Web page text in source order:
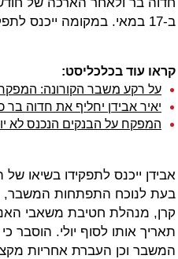
ב-17 במאי. במקומה ייכנס לתפקיד
קראו עוד בכלכליסט:
על רקע משבר הקורונה:
יאיר אבידן יחליף את חדוה
המפקח על הבנקים הנכנס לא
אבידן ייכנס לתפקידו בשיאו
בעת לנוכח התפתחות המשבר,
קרן, מנהלת חטיבת משאבי
תאריך אותו לסוף יולי.
המשבר וכן העברת אחריות